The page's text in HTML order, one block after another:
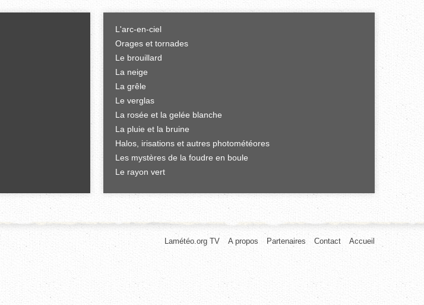
L'arc-en-ciel
Orages et tornades
Le brouillard
La neige
La grêle
Le verglas
La rosée et la gelée blanche
La pluie et la bruine
Halos, irisations et autres photométéores
Les mystères de la foudre en boule
Le rayon vert
Accueil
Contact
Partenaires
A propos
Lamétéo.org TV